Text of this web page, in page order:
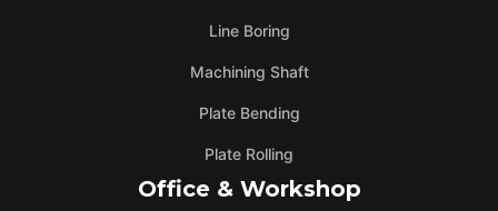
Line Boring
Machining Shaft
Plate Bending
Plate Rolling
Office & Workshop